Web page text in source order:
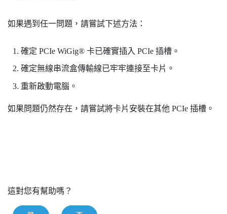
如果遇到任一問題，請嘗試下述方法：
確定 PCIe WiGig®卡已確實插入 PCIe 插槽。
確定無線串流盒傳輸線已牢牢連接至卡片。
重新啟動電腦。
如果問題仍然存在，請嘗試將卡片安裝在其他 PCIe 插槽。
這對您有幫助嗎？